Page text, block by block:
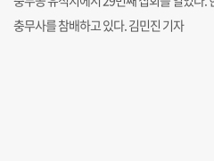
충무사를 참배하고 있다. 김민진 기자